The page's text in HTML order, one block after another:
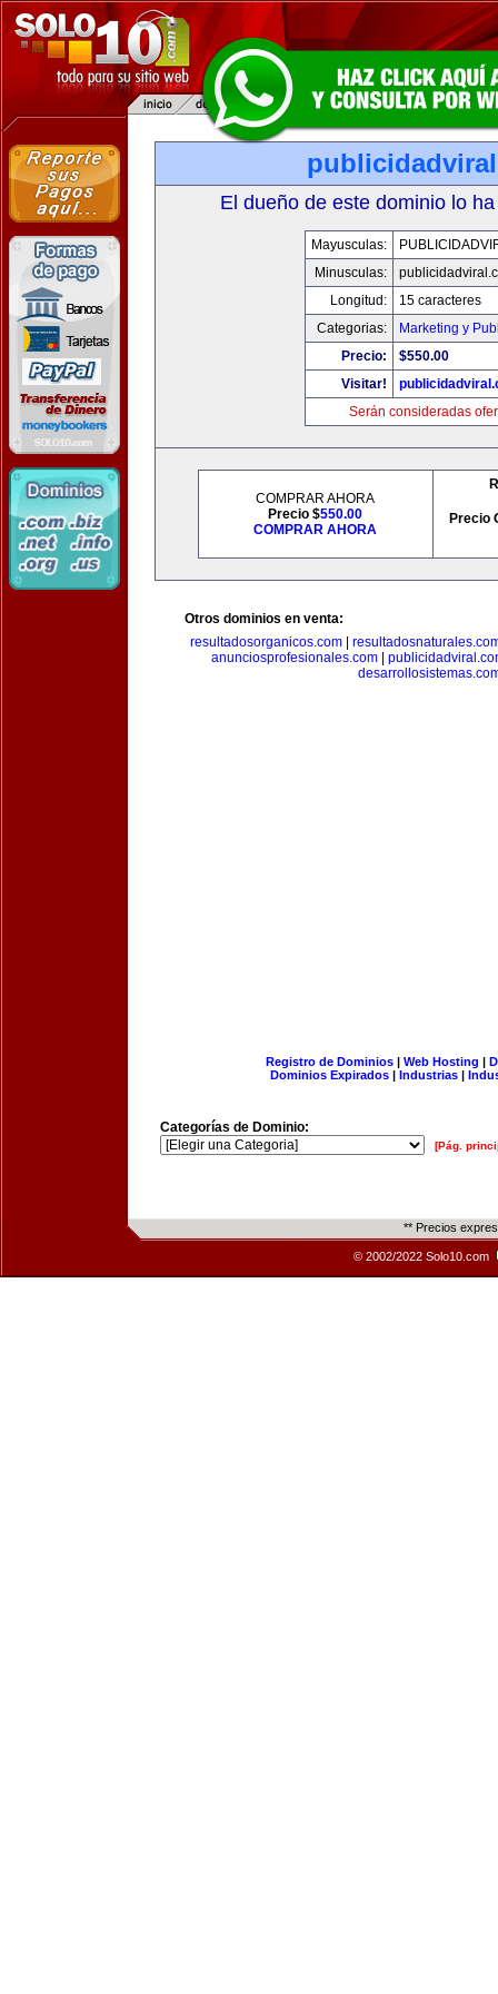
El dueño de este dominio lo
Mayusculas:
Minusculas:
Longitud:
15 caracteres
Categorias:
Marketing y
Precio:
$550.00
Visitar!
Serán consideradas
COMPRAR AHORA
Precio $550.00
COMPRAR AHORA
Precio
Otros dominios en venta:
resultadosorganicos.com
anunciosprofesionales.com|
Registro de Dominios| Web Hosting |
Dominios Expirados | Industrias |
Categorías de Dominio:
[Pág.
** Precios
© 2002/2022 Solo10.com